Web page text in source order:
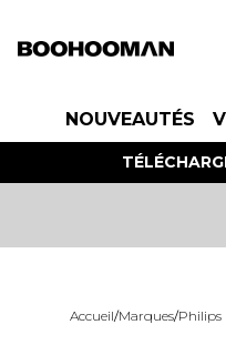
NOUVEAUTÉS
Accueil/Marques/Philips